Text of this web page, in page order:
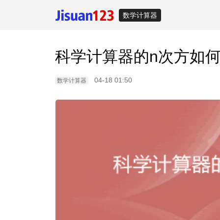
数学计算器
科学计算器的n次方如
数学计算器 04-18 01:50